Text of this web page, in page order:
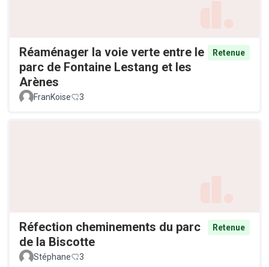
Réaménager la voie verte entre le
parc de Fontaine Lestang et les
Arènes
Retenue
FranKoise 3
Réfection cheminements du parc
de la Biscotte
Retenue
Stéphane 3